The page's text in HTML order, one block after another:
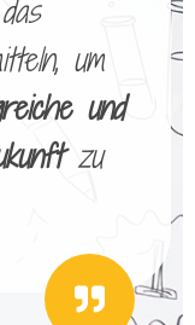
um
und
zu